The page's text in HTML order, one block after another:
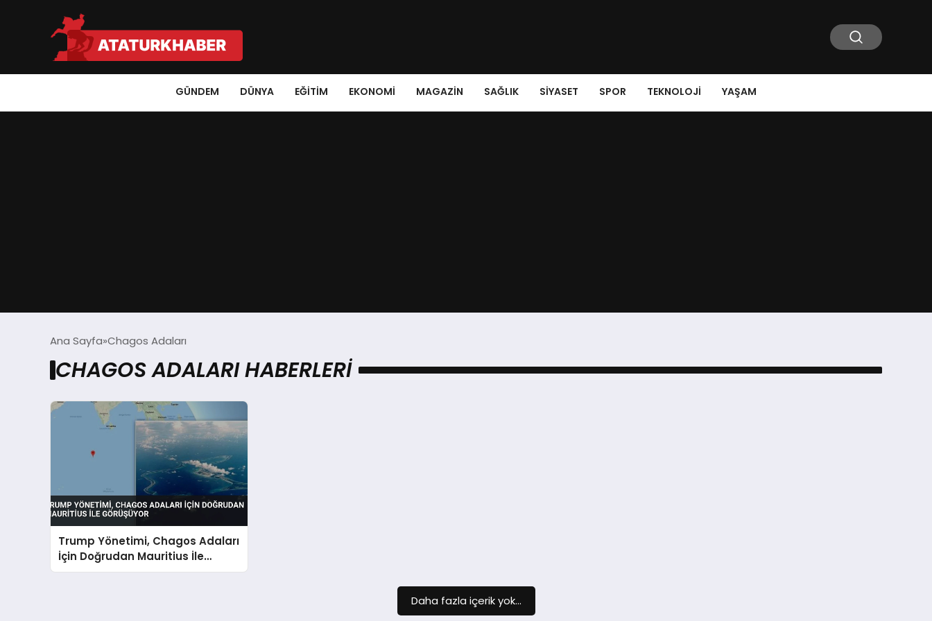
GÜNDEM DÜNYA EĞITIM EKONOMI MAGAZIN SAĞLIK SIYASET SPOR TEKNOLOJI YAŞAM
Ana Sayfa Chagos Adaları
CHAGOS ADALARI HABERLERI
Trump Yönetimi, Chagos Adaları
İçin Doğrudan Mauritius İle
Görüşüyor
Daha fazla içerik yok...